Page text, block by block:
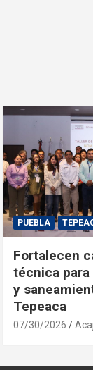
PUEBLA
Fortalecen
técnica
y
Tepeaca
07/30/2026